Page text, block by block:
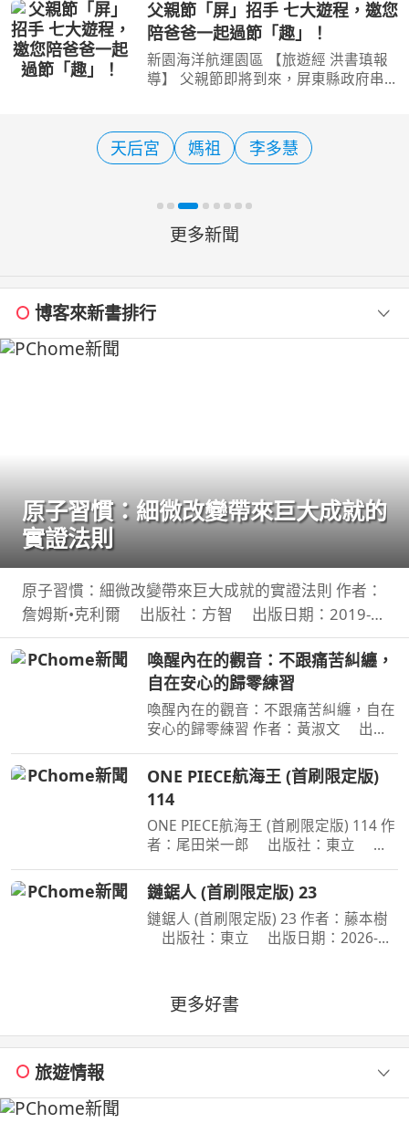
夜間Keeper’s Talk將於18:30溫帶動物
區山獅戶外活動場前
父親節「屏」招手 七大遊程，邀您
陪爸爸一起過節「趣」！
新園海洋航運園區 【旅遊經 洪書瑱報
導】 父親節即將到來，屏東縣政府串
林生態、海岸風光及在地特色體驗，規
劃了一日、二日及三日
天后宮 媽祖 李多慧
更多新聞
博客來新書排行
原子習慣：細微改變帶來巨大成就的
實證法則
原子習慣：細微改變帶來巨大成就的實證法則 作者：
詹姆斯•克利爾 出版社：方智 出版日期：2019-
06-01 00:00:00 每天都進步1%，一年後，你會進步
37倍；每天都退步1%，一年後，你會弱化到趨近於
喚醒內在的觀音：不跟痛苦糾纏，
自在安心的歸零練習
喚醒內在的觀音：不跟痛苦糾纏，自在
安心的歸零練習 作者：黃淑文 出版
00:00:00 ＜內容簡介＞ 你認識真正的
觀音嗎？你願成為自己的觀音，接住生
命中的一切嗎？ 真正的
ONE PIECE航海王 (首刷限定版)
114
ONE PIECE航海王 (首刷限定版) 114 作
者：尾田栄一郎 出版社：東立 出
歷史黑暗當中的「諸神峽谷事件」，其
全貌終於即將揭曉！席捲號稱最可怕海
賊團的洛克斯海賊團
鏈鋸人 (首刷限定版) 23
鏈鋸人 (首刷限定版) 23 作者：藤本樹
出版社：東立 出版日期：2026-
與此同時想消除死之惡魔的公安也企圖
與淀治接觸。夾在兩
更多好書
旅遊情報